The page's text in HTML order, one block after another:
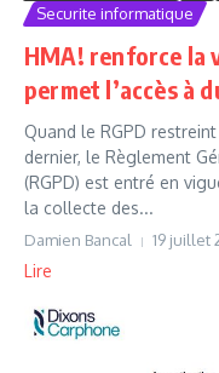
Securite informatique
HMA! renforce la
permet l’accès à
Quand le RGPD
dernier, le Règlement
(RGPD) est entré en
la collecte des...
Damien Bancal 19 juillet
Lire